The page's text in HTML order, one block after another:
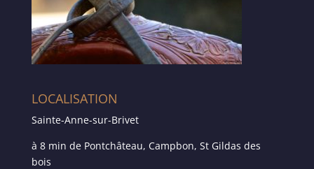
LOCALISATION
Sainte-Anne-sur-Brivet
à 8 min de Pontchâteau, Campbon, St Gildas des
bois